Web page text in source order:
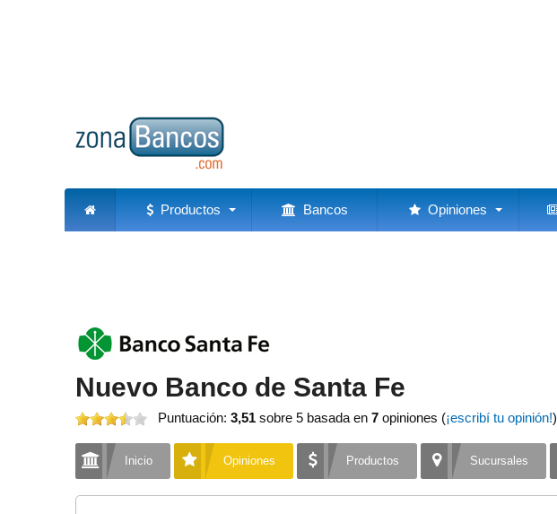
Productos Bancos Opiniones
Nuevo Banco de Santa Fe
Puntuación: 3,51 sobre 5 basada en 7 opiniones (¡escribí tu opinión!)
Inicio Opiniones Productos Sucursales